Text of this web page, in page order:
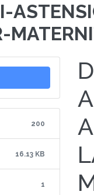
200
16.13 KB
1